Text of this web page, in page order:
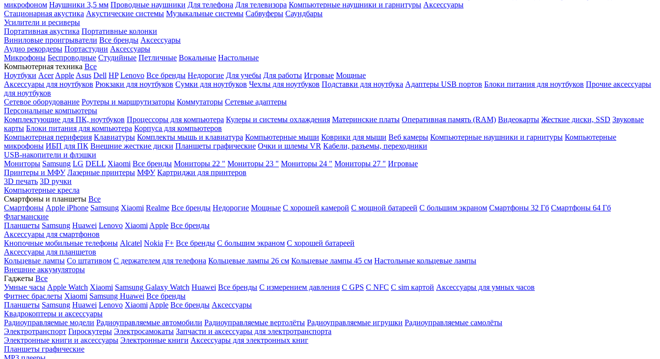
микрофоном Наушники 3,5 мм Проводные наушники Для телефона Для телевизора Компьютерные наушники и гарнитуры Аксессуары
Стационарная акустика Акустические системы Музыкальные системы Сабвуферы Саундбары
Усилители и ресиверы
Портативная акустика Портативные колонки
Виниловые проигрыватели Все бренды Аксессуары
Аудио рекордеры Портастудии Аксессуары
Микрофоны Беспроводные Студийные Петличные Вокальные Настольные
Компьютерная техника Все
Ноутбуки Acer Apple Asus Dell HP Lenovo Все бренды Недорогие Для учебы Для работы Игровые Мощные
Аксессуары для ноутбуков Рюкзаки для ноутбуков Сумки для ноутбуков Чехлы для ноутбуков Подставки для ноутбука Адаптеры USB портов Блоки питания для ноутбуков Прочие аксессуары
для ноутбуков
Сетевое оборудование Роутеры и маршрутизаторы Коммутаторы Сетевые адаптеры
Персональные компьютеры
Комплектующие для ПК, ноутбуков Процессоры для компьютера Кулеры и системы охлаждения Материнские платы Оперативная память (RAM) Видеокарты Жесткие диски, SSD Звуковые
карты Блоки питания для компьютера Корпуса для компьютеров
Компьютерная периферия Клавиатуры Комплекты мышь и клавиатура Компьютерные мыши Коврики для мыши Веб камеры Компьютерные наушники и гарнитуры Компьютерные
микрофоны ИБП для ПК Внешние жесткие диски Планшеты графические Очки и шлемы VR Кабели, разъемы, переходники
USB-накопители и флэшки
Мониторы Samsung LG DELL Xiaomi Все бренды Мониторы 22 " Мониторы 23 " Мониторы 24 " Мониторы 27 " Игровые
Принтеры и МФУ Лазерные принтеры МФУ Картриджи для принтеров
3D печать 3D ручки
Компьютерные кресла
Смартфоны и планшеты Все
Смартфоны Apple iPhone Samsung Xiaomi Realme Все бренды Недорогие Мощные С хорошей камерой С мощной батареей С большим экраном Смартфоны 32 Гб Смартфоны 64 Гб
Флагманские
Планшеты Samsung Huawei Lenovo Xiaomi Apple Все бренды
Аксессуары для смартфонов
Кнопочные мобильные телефоны Alcatel Nokia F+ Все бренды С большим экраном С хорошей батареей
Аксессуары для планшетов
Кольцевые лампы Со штативом C держателем для телефона Кольцевые лампы 26 см Кольцевые лампы 45 см Настольные кольцевые лампы
Внешние аккумуляторы
Гаджеты Все
Умные часы Apple Watch Xiaomi Samsung Galaxy Watch Huawei Все бренды C измерением давления C GPS C NFC C sim картой Аксессуары для умных часов
Фитнес браслеты Xiaomi Samsung Huawei Все бренды
Планшеты Samsung Huawei Lenovo Xiaomi Apple Все бренды Аксессуары
Квадрокоптеры и аксессуары
Радиоуправляемые модели Радиоуправляемые автомобили Радиоуправляемые вертолёты Радиоуправляемые игрушки Радиоуправляемые самолёты
Электротранспорт Гироскутеры Электросамокаты Запчасти и аксессуары для электротранспорта
Электронные книги и аксессуары Электронные книги Аксессуары для электронных книг
Планшеты графические